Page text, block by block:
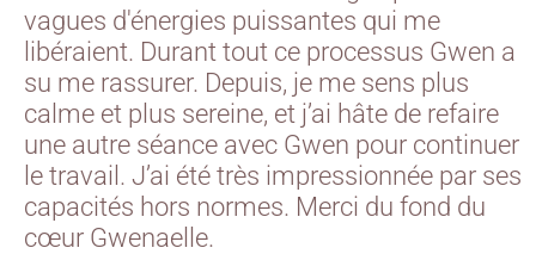
vagues d'énergies puissantes qui me
libéraient. Durant tout ce processus Gwen a
su me rassurer. Depuis, je me sens plus
calme et plus sereine, et j’ai hâte de refaire
une autre séance avec Gwen pour continuer
le travail. J’ai été très impressionnée par ses
capacités hors normes. Merci du fond du
cœur Gwenaelle.